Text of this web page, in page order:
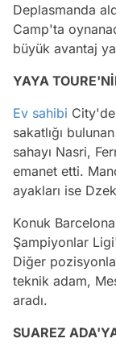
Deplasmanda
Camp'ta
büyük avantaj
YAYA
Ev sahibi
sakatlığı
sahayı Nasri,
emanet etti.
ayakları ise
Konuk
Şampiyonlar
Diğer
teknik adam,
aradı.
SUAREZ